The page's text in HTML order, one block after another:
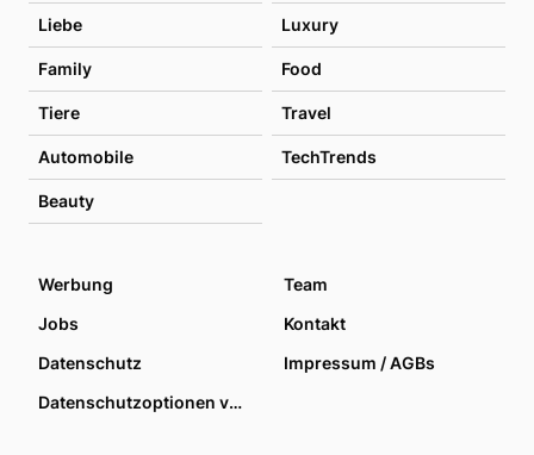
Liebe Luxury
Family Food
Tiere Travel
Automobile TechTrends
Beauty
Werbung
Team
Jobs
Kontakt
Datenschutz
Impressum / AGBs
Datenschutzoptionen verwalten